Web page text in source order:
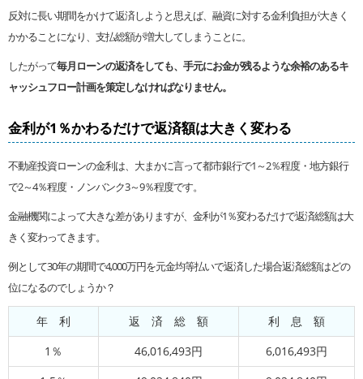
反対に長い期間をかけて返済しようと思えば、融資に対する金利負担が大きく
かかることになり、支払総額が増大してしまうことに。
したがって毎月ローンの返済をしても、手元にお金が残るような余裕のあるキ
ャッシュフロー計画を策定しなければなりません。
金利が1％かわるだけで返済額は大きく変わる
不動産投資ローンの金利は、大まかに言って都市銀行で1～2％程度・地方銀行
で2～4％程度・ノンバンク3～9％程度です。
金融機関によって大きな差がありますが、金利が1％変わるだけで返済総額は大
きく変わってきます。
例として30年の期間で4,000万円を元金均等払いで返済した場合返済総額はどの
位になるのでしょうか？
年 利 返 済 総 額
利 息 額
1％
46,016,493円
6,016,493円